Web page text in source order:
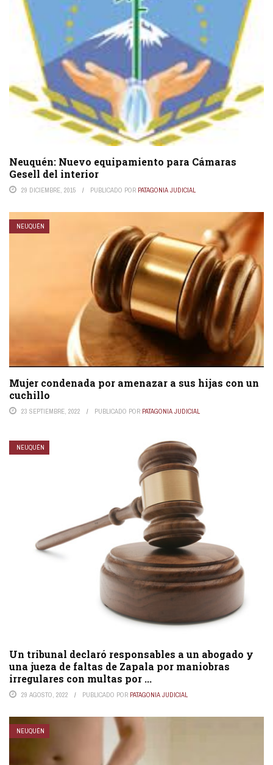
Neuquén: Nuevo equipamiento para Cámaras
Gesell del interior
29 DICIEMBRE, 2015 PUBLICADO POR PATAGONIA JUDICIAL
NEUQUÉN
Mujer condenada por amenazar a sus hijas con un
cuchillo
23 SEPTIEMBRE, 2022 PUBLICADO POR PATAGONIA JUDICIAL
NEUQUÉN
Un tribunal declaró responsables a un abogado y
una jueza de faltas de Zapala por maniobras
irregulares con multas por ...
29 AGOSTO, 2022 PUBLICADO POR PATAGONIA JUDICIAL
NEUQUÉN